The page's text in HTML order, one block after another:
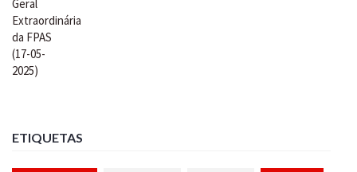
ETIQUETAS